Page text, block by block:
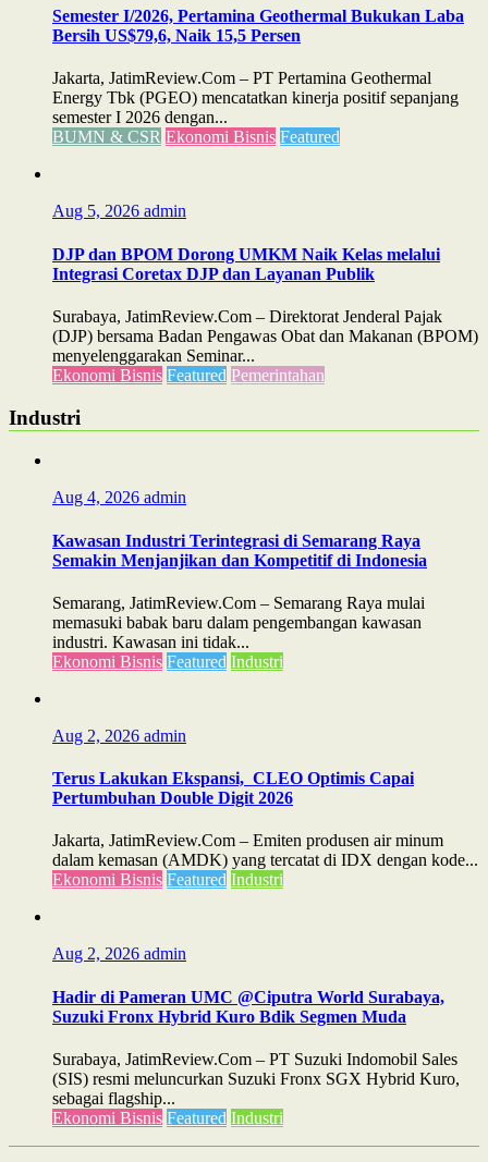
Semester I/2026, Pertamina Geothermal Bukukan Laba
Bersih US$79,6, Naik 15,5 Persen
Jakarta, JatimReview.Com – PT Pertamina Geothermal
Energy Tbk (PGEO) mencatatkan kinerja positif sepanjang
semester I 2026 dengan...
BUMN & CSR Ekonomi Bisnis Featured
Aug 5, 2026 admin
DJP dan BPOM Dorong UMKM Naik Kelas melalui
Integrasi Coretax DJP dan Layanan Publik
Surabaya, JatimReview.Com – Direktorat Jenderal Pajak
(DJP) bersama Badan Pengawas Obat dan Makanan (BPOM)
menyelenggarakan Seminar...
Ekonomi Bisnis Featured Pemerintahan
Industri
Aug 4, 2026 admin
Kawasan Industri Terintegrasi di Semarang Raya
Semakin Menjanjikan dan Kompetitif di Indonesia
Semarang, JatimReview.Com – Semarang Raya mulai
memasuki babak baru dalam pengembangan kawasan
industri. Kawasan ini tidak...
Ekonomi Bisnis Featured Industri
Aug 2, 2026 admin
Terus Lakukan Ekspansi, CLEO Optimis Capai
Pertumbuhan Double Digit 2026
Jakarta, JatimReview.Com – Emiten produsen air minum
dalam kemasan (AMDK) yang tercatat di IDX dengan kode...
Ekonomi Bisnis Featured Industri
Aug 2, 2026 admin
Hadir di Pameran UMC @Ciputra World Surabaya,
Suzuki Fronx Hybrid Kuro Bdik Segmen Muda
Surabaya, JatimReview.Com – PT Suzuki Indomobil Sales
(SIS) resmi meluncurkan Suzuki Fronx SGX Hybrid Kuro,
sebagai flagship...
Ekonomi Bisnis Featured Industri